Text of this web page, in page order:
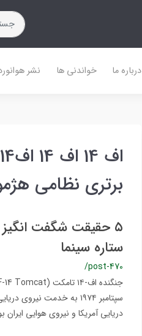
درباره ما خواندنی ها نشر
برتری نظامی
ستاره سینما
/post-470
سپتامبر ۱۹۷۴ به خدمت
دریایی آمریکا و نیروی هوایی